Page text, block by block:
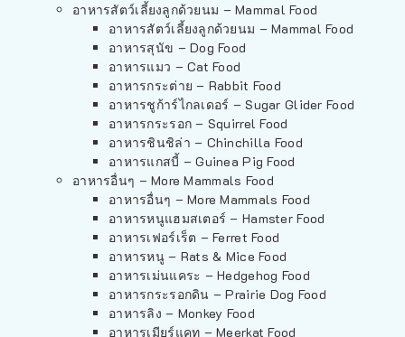
อาหารสัตว์เลี้ยงลูกด้วยนม – Mammal Food
อาหารสัตว์เลี้ยงลูกด้วยนม – Mammal Food
อาหารสุนัข – Dog Food
อาหารแมว – Cat Food
อาหารกระต่าย – Rabbit Food
อาหารชูก้าร์ไกลเดอร์ – Sugar Glider Food
อาหารกระรอก – Squirrel Food
อาหารชินชิล่า – Chinchilla Food
อาหารแกสบี้ – Guinea Pig Food
อาหารอื่นๆ – More Mammals Food
อาหารอื่นๆ – More Mammals Food
อาหารหนูแฮมสเตอร์ – Hamster Food
อาหารเฟอร์เร็ต – Ferret Food
อาหารหนู – Rats & Mice Food
อาหารเม่นแคระ – Hedgehog Food
อาหารกระรอกดิน – Prairie Dog Food
อาหารลิง – Monkey Food
อาหารเมียร์แคท – Meerkat Food